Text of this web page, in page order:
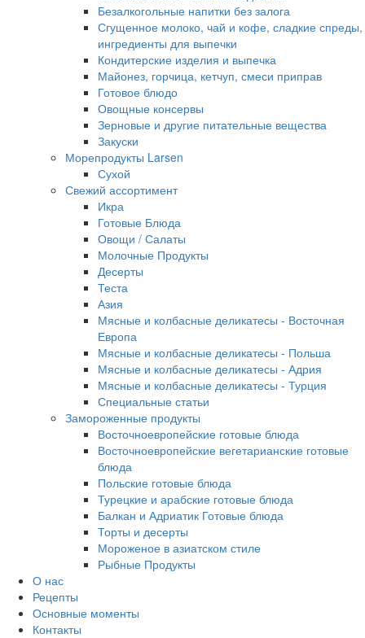
Безалкогольные напитки без залога
Сгущенное молоко, чай и кофе, сладкие спреды,
ингредиенты для выпечки
Кондитерские изделия и выпечка
Майонез, горчица, кетчуп, смеси приправ
Готовое блюдо
Овощные консервы
Зерновые и другие питательные вещества
Закуски
Морепродукты Larsen
Сухой
Свежий ассортимент
Икра
Готовые Блюда
Овощи / Салаты
Молочные Продукты
Десерты
Теста
Азия
Мясные и колбасные деликатесы - Восточная
Европа
Мясные и колбасные деликатесы - Польша
Мясные и колбасные деликатесы - Адрия
Мясные и колбасные деликатесы - Турция
Специальные статьи
Замороженные продукты
Восточноевропейские готовые блюда
Восточноевропейские вегетарианские готовые
блюда
Польские готовые блюда
Турецкие и арабские готовые блюда
Балкан и Адриатик Готовые блюда
Торты и десерты
Мороженое в азиатском стиле
Рыбные Продукты
О нас
Рецепты
Основные моменты
Контакты